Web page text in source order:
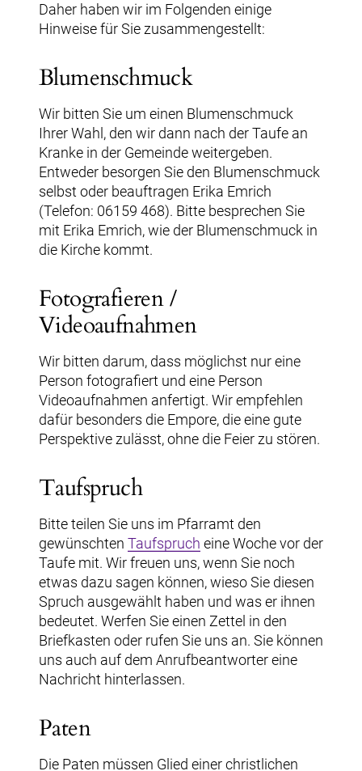
Daher haben wir im Folgenden einige
Hinweise für Sie zusammengestellt:
Blumenschmuck
Wir bitten Sie um einen Blumenschmuck
Ihrer Wahl, den wir dann nach der Taufe an
Kranke in der Gemeinde weitergeben.
Entweder besorgen Sie den Blumenschmuck
selbst oder beauftragen Erika Emrich
(Telefon: 06159 468). Bitte besprechen Sie
mit Erika Emrich, wie der Blumenschmuck in
die Kirche kommt.
Fotografieren /
Videoaufnahmen
Wir bitten darum, dass möglichst nur eine
Person fotografiert und eine Person
Videoaufnahmen anfertigt. Wir empfehlen
dafür besonders die Empore, die eine gute
Perspektive zulässt, ohne die Feier zu stören.
Taufspruch
Bitte teilen Sie uns im Pfarramt den
gewünschten Taufspruch eine Woche vor der
Taufe mit. Wir freuen uns, wenn Sie noch
etwas dazu sagen können, wieso Sie diesen
Spruch ausgewählt haben und was er ihnen
bedeutet. Werfen Sie einen Zettel in den
Briefkasten oder rufen Sie uns an. Sie können
uns auch auf dem Anrufbeantworter eine
Nachricht hinterlassen.
Paten
Die Paten müssen Glied einer christlichen